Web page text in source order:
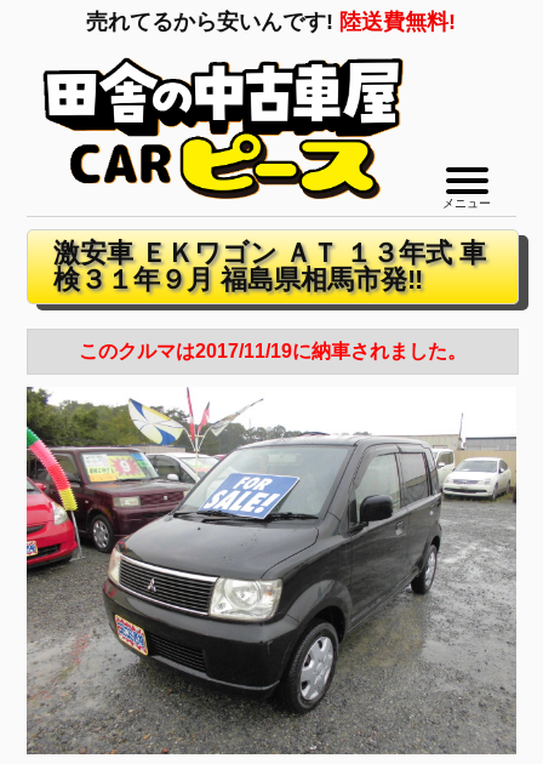
売れてるから安いんです! 陸送費無料!
メニュー
激安車 ＥＫワゴン ＡＴ １３年式 車
検３１年９月 福島県相馬市発‼
このクルマは2017/11/19に納車されました。